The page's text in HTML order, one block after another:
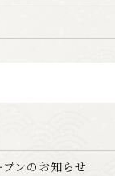
ンのお知らせ